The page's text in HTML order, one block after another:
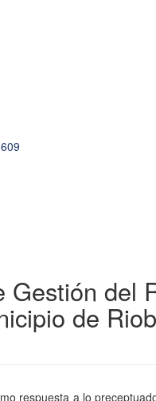
Gestión del
de
respuesta a lo